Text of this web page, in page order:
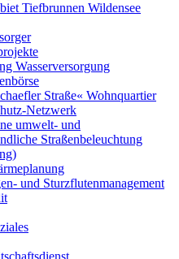
Tiefbrunnen Wildensee
Wasserversorgung
Straße« Wohnquartier
Netzwerk
umwelt- und
Straßenbeleuchtung
und Sturzflutenmanagement